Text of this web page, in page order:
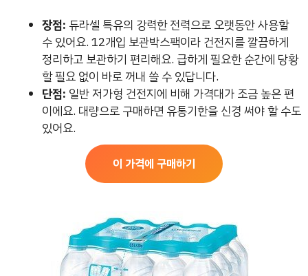
장점: 듀라셀 특유의 강력한 전력으로 오랫동안 사용할
수 있어요. 12개입 보관박스팩이라 건전지를 깔끔하게
정리하고 보관하기 편리해요. 급하게 필요한 순간에 당황
할 필요 없이 바로 꺼내 쓸 수 있답니다.
단점: 일반 저가형 건전지에 비해 가격대가 조금 높은 편
이에요. 대량으로 구매하면 유통기한을 신경 써야 할 수도
있어요.
이 가격에 구매하기